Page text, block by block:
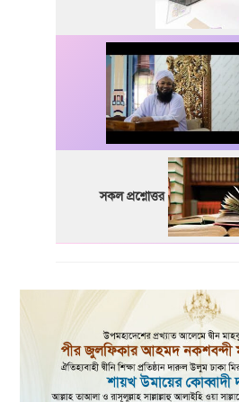
সকল প্রশ্নোত্তর